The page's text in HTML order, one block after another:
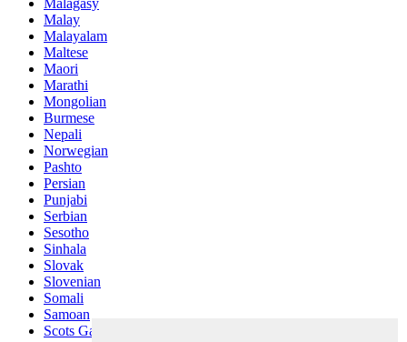
Malay
Malayalam
Maltese
Maori
Marathi
Mongolian
Burmese
Nepali
Norwegian
Pashto
Persian
Punjabi
Serbian
Sesotho
Sinhala
Slovak
Slovenian
Somali
Samoan
Scots Gaelic